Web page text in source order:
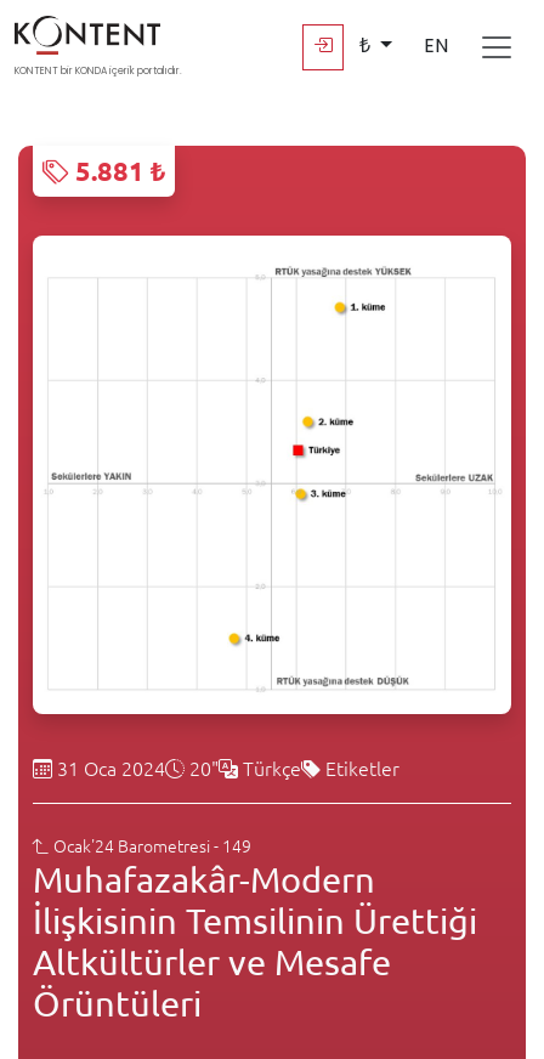
KONTENT bir KONDA içerik portalıdır.
₺ EN
5.881 ₺
31 Oca 2024 20" Türkçe Etiketler
Ocak'24 Barometresi - 149
Muhafazakâr-Modern
İlişkisinin Temsilinin Ürettiği
Altkültürler ve Mesafe
Örüntüleri